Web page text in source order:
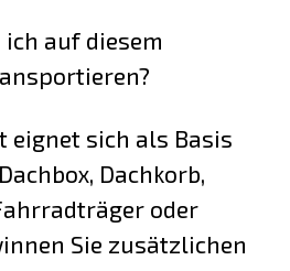
ich auf diesem
eignet sich als Basis
Dachkorb,
oder
Sie zusätzlichen